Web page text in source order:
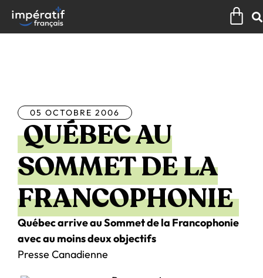
contenu
05 OCTOBRE 2006
QUÉBEC AU
SOMMET DE LA
FRANCOPHONIE
Québec arrive au Sommet de la Francophonie
avec au moins deux objectifs
Presse Canadienne